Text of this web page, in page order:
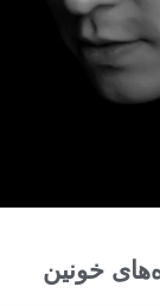
خونین